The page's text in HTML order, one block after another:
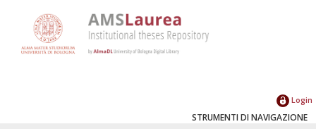
Login
STRUMENTI DI NAVIGAZIONE